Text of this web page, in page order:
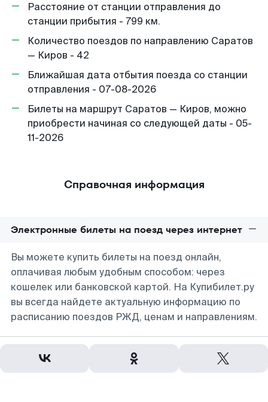
Расстояние от станции отправления до
станции прибытия - 799 км.
Количество поездов по направлению Саратов
— Киров - 42
Ближайшая дата отбытия поезда со станции
отправления - 07-08-2026
Билеты на маршрут Саратов — Киров, можно
приобрести начиная со следующей даты - 05-
11-2026
Справочная информация
Электронные билеты на поезд через интернет
Вы можете купить билеты на поезд онлайн,
оплачивая любым удобным способом: через
кошелек или банковской картой. На Купибилет.ру
вы всегда найдете актуальную информацию по
расписанию поездов РЖД, ценам и направлениям.